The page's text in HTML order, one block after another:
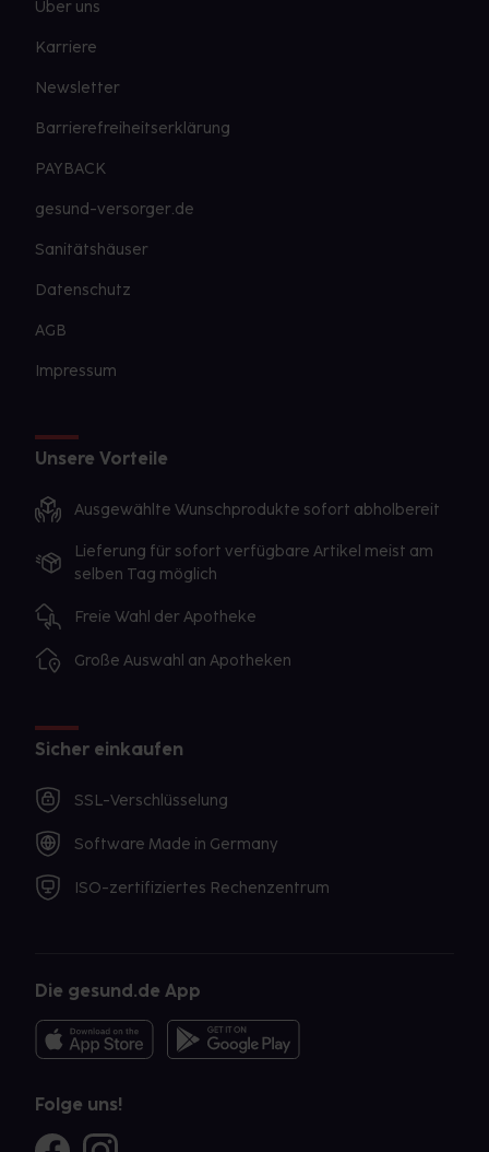
Über uns
Karriere
Newsletter
Barrierefreiheitserklärung
PAYBACK
gesund-versorger.de
Sanitätshäuser
Datenschutz
AGB
Impressum
Unsere Vorteile
Ausgewählte Wunschprodukte sofort abholbereit
Lieferung für sofort verfügbare Artikel meist am
selben Tag möglich
Freie Wahl der Apotheke
Große Auswahl an Apotheken
Sicher einkaufen
SSL-Verschlüsselung
Software Made in Germany
ISO-zertifiziertes Rechenzentrum
Die gesund.de App
Folge uns!